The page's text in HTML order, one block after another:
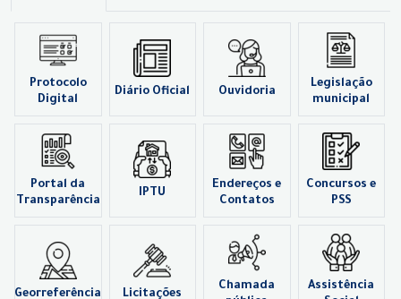
Protocolo
Digital
Diário Oficial Ouvidoria
Legislação
municipal
Portal da
Transparência
IPTU
Endereços e
Contatos
Concursos e
PSS
Georreferência Licitações
Chamada
Assistência